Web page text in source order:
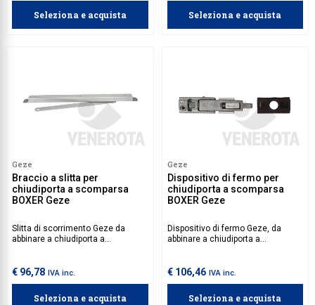
Seleziona e acquista Seleziona e acquista
Geze
Braccio a slitta per
chiudiporta a scomparsa
BOXER Geze
Slitta di scorrimento Geze da
abbinare a chiudiporta a
€ 96,78 IVA inc.
Seleziona e acquista
Geze
Dispositivo di fermo per
chiudiporta a scomparsa
BOXER Geze
Dispositivo di fermo Geze, da
abbinare a chiudiporta a
€ 106,46 IVA inc.
Seleziona e acquista